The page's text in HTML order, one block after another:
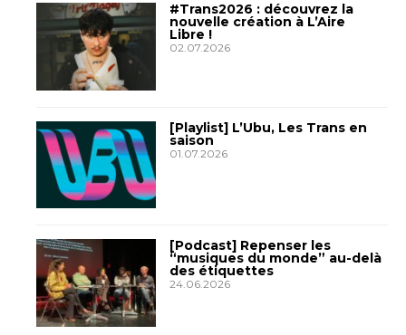
#Trans2026 : découvrez la
nouvelle création à L’Aire
Libre !
02.07.2026
[Playlist] L’Ubu, Les Trans en
saison
01.07.2026
[Podcast] Repenser les
“musiques du monde” au-delà
des étiquettes
24.06.2026